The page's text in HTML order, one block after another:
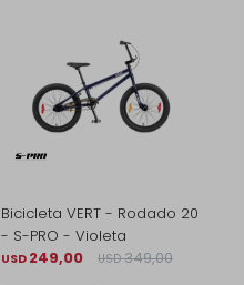
Bicicleta VERT - Rodado 20
- S-PRO - Violeta
USD 249,00 USD 349,00